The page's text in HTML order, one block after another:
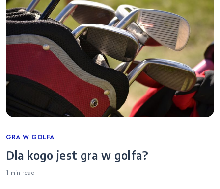
Categories
GRA W GOLFA
Dla kogo jest gra w golfa?
1 min read